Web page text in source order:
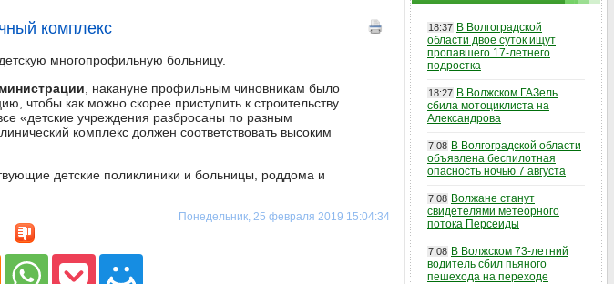
комплекс
многопрофильную больницу.
, накануне профильным чиновникам было
чтобы как можно скорее приступить к строительству
«детские учреждения разбросаны по разным
комплекс должен соответствовать высоким
детские поликлиники и больницы, роддома и
Понедельник, 25 февраля 2019 15:04:34
18:37 В Волгоградской
области двое суток ищут
пропавшего 17-летнего
подростка
18:27 В Волжском ГАЗель
сбила мотоциклиста на
Александрова
7.08 В Волгоградской области
объявлена беспилотная
опасность ночью 7 августа
7.08 Волжане станут
свидетелями метеорного
потока Персеиды
7.08 В Волжском 73-летний
водитель сбил пьяного
пешехода на переходе